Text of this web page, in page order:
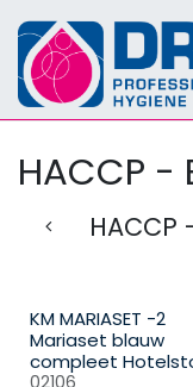
HACCP -
KM MARIASET -2
Mariaset blauw
compleet